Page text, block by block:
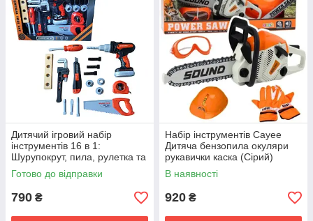
Дитячий ігровий набір
інструментів 16 в 1:
Шурупокрут, пила, рулетка та
інші аксесуари для
маленького майстра
Готово до відправки
790 ₴
Набір інструментів Cayee
Дитяча бензопила окуляри
рукавички каска (Сірий)
В наявності
920 ₴